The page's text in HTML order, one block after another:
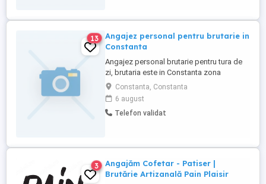
13
Angajez personal pentru brutarie in
Constanta
Angajez personal brutarie pentru tura de
zi, brutaria este in Constanta zona
interioare. - Program 8 ore pe zi. - Salariul
incepand de la 3500 RON pana la 4500
pentru cei cu experienta. - Contract de
munca pe perioada nedeterminata,
Constanta, Constanta
6 august
Telefon validat
3
Angajăm Cofetar - Patiser |
Brutărie Artizanală Pain Plaisir